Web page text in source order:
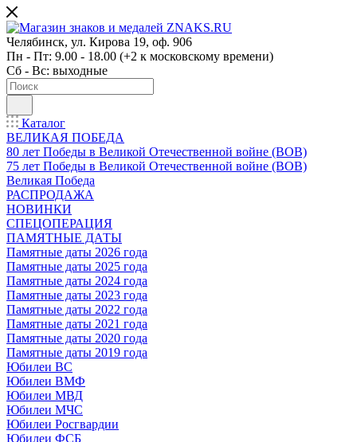
Челябинск, ул. Кирова 19, оф. 906
Пн - Пт: 9.00 - 18.00 (+2 к московскому времени)
Сб - Вс: выходные
Каталог
ВЕЛИКАЯ ПОБЕДА
80 лет Победы в Великой Отечественной войне (ВОВ)
75 лет Победы в Великой Отечественной войне (ВОВ)
Великая Победа
РАСПРОДАЖА
НОВИНКИ
СПЕЦОПЕРАЦИЯ
ПАМЯТНЫЕ ДАТЫ
Памятные даты 2026 года
Памятные даты 2025 года
Памятные даты 2024 года
Памятные даты 2023 года
Памятные даты 2022 года
Памятные даты 2021 года
Памятные даты 2020 года
Памятные даты 2019 года
Юбилеи ВС
Юбилеи ВМФ
Юбилеи МВД
Юбилеи МЧС
Юбилеи Росгвардии
Юбилеи ФСБ